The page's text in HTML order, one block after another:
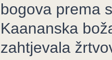
bogova prema
Kaananska
zahtjevala